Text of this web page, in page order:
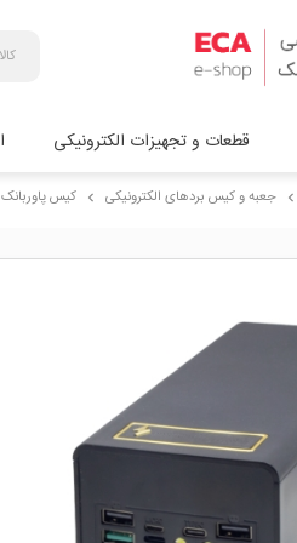
قطعات و تجهیزات الکترونیکی
chevron_right جعبه و کیس بردهای الکترونیکی chevron_right کیس پاوربانک